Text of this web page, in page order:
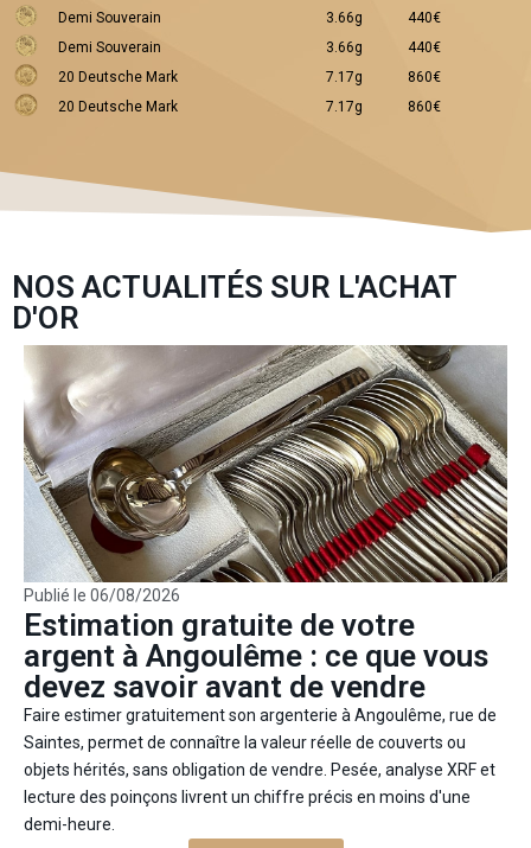
Demi Souverain
3.66g
440€
Demi Souverain
3.66g
440€
20 Deutsche Mark
7.17g
860€
20 Deutsche Mark
7.17g 860€
NOS ACTUALITÉS SUR L'ACHAT
D'OR
Publié le 06/08/2026
Estimation gratuite de votre
argent à Angoulême : ce que vous
devez savoir avant de vendre
Faire estimer gratuitement son argenterie à Angoulême, rue de
Saintes, permet de connaître la valeur réelle de couverts ou
objets hérités, sans obligation de vendre. Pesée, analyse XRF et
lecture des poinçons livrent un chiffre précis en moins d'une
demi-heure.